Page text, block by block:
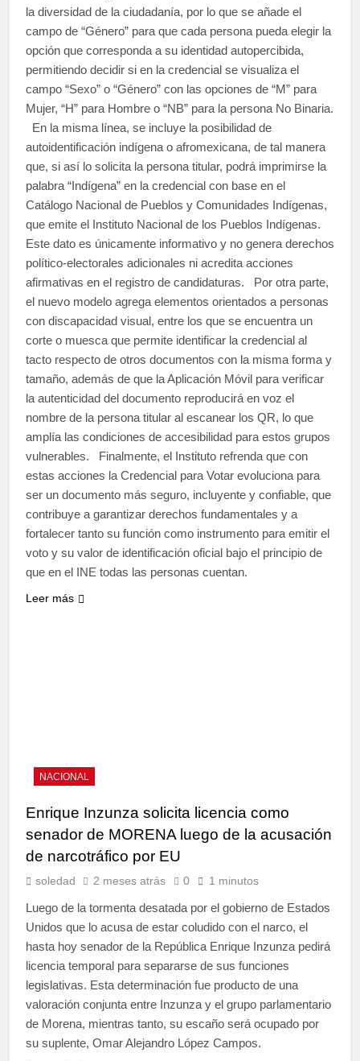
la diversidad de la ciudadanía, por lo que se añade el
campo de “Género” para que cada persona pueda elegir la
opción que corresponda a su identidad autopercibida,
permitiendo decidir si en la credencial se visualiza el
campo “Sexo” o “Género” con las opciones de “M” para
Mujer, “H” para Hombre o “NB” para la persona No Binaria.
En la misma línea, se incluye la posibilidad de
autoidentificación indígena o afromexicana, de tal manera
que, si así lo solicita la persona titular, podrá imprimirse la
palabra “Indígena” en la credencial con base en el
Catálogo Nacional de Pueblos y Comunidades Indígenas,
que emite el Instituto Nacional de los Pueblos Indígenas.
Este dato es únicamente informativo y no genera derechos
político-electorales adicionales ni acredita acciones
afirmativas en el registro de candidaturas. Por otra parte,
el nuevo modelo agrega elementos orientados a personas
con discapacidad visual, entre los que se encuentra un
corte o muesca que permite identificar la credencial al
tacto respecto de otros documentos con la misma forma y
tamaño, además de que la Aplicación Móvil para verificar
la autenticidad del documento reproducirá en voz el
nombre de la persona titular al escanear los QR, lo que
amplía las condiciones de accesibilidad para estos grupos
vulnerables. Finalmente, el Instituto refrenda que con
estas acciones la Credencial para Votar evoluciona para
ser un documento más seguro, incluyente y confiable, que
contribuye a garantizar derechos fundamentales y a
fortalecer tanto su función como instrumento para emitir el
voto y su valor de identificación oficial bajo el principio de
que en el INE todas las personas cuentan.
Leer más
NACIONAL
Enrique Inzunza solicita licencia como
senador de MORENA luego de la acusación
de narcotráfico por EU
soledad 2 meses atrás 0 1 minutos
Luego de la tormenta desatada por el gobierno de Estados
Unidos que lo acusa de estar coludido con el narco, el
hasta hoy senador de la República Enrique Inzunza pedirá
licencia temporal para separarse de sus funciones
legislativas. Esta determinación fue producto de una
valoración conjunta entre Inzunza y el grupo parlamentario
de Morena, mientras tanto, su escaño será ocupado por
su suplente, Omar Alejandro López Campos.